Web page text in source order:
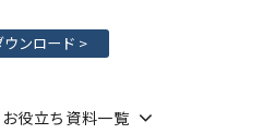
ウンロード >
お役立ち資料一覧